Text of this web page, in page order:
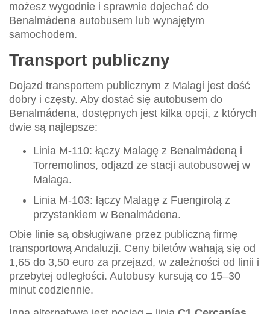
możesz wygodnie i sprawnie dojechać do
Benalmádena autobusem lub wynajętym
samochodem.
Transport publiczny
Dojazd transportem publicznym z Malagi jest dość
dobry i częsty. Aby dostać się autobusem do
Benalmádena, dostępnych jest kilka opcji, z których
dwie są najlepsze:
Linia M-110: łączy Malagę z Benalmádeną i
Torremolinos, odjazd ze stacji autobusowej w
Malaga.
Linia M-103: łączy Malagę z Fuengirolą z
przystankiem w Benalmádena.
Obie linie są obsługiwane przez publiczną firmę
transportową Andaluzji. Ceny biletów wahają się od
1,65 do 3,50 euro za przejazd, w zależności od linii i
przebytej odległości. Autobusy kursują co 15–30
minut codziennie.